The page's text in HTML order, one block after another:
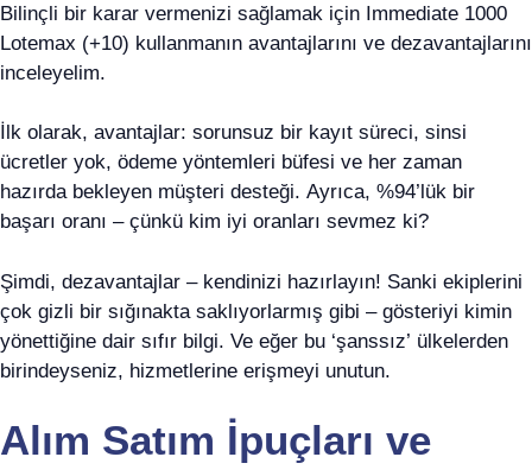
Bilinçli bir karar vermenizi sağlamak için Immediate 1000
Lotemax (+10) kullanmanın avantajlarını ve dezavantajlarını
inceleyelim.
İlk olarak, avantajlar: sorunsuz bir kayıt süreci, sinsi
ücretler yok, ödeme yöntemleri büfesi ve her zaman
hazırda bekleyen müşteri desteği. Ayrıca, %94’lük bir
başarı oranı – çünkü kim iyi oranları sevmez ki?
Şimdi, dezavantajlar – kendinizi hazırlayın! Sanki ekiplerini
çok gizli bir sığınakta saklıyorlarmış gibi – gösteriyi kimin
yönettiğine dair sıfır bilgi. Ve eğer bu ‘şanssız’ ülkelerden
birindeyseniz, hizmetlerine erişmeyi unutun.
Alım Satım İpuçları ve